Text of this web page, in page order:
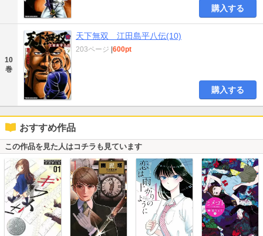
購入する
10
巻
天下無双 江田島平八伝(10)
203ページ 600pt
購入する
おすすめ作品
この作品を見た人はコチラも見ています